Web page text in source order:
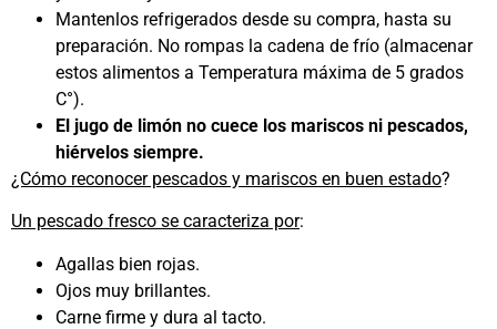
Mantenlos refrigerados desde su compra, hasta su
preparación. No rompas la cadena de frío (almacenar
estos alimentos a Temperatura máxima de 5 grados
C°).
El jugo de limón no cuece los mariscos ni pescados,
hiérvelos siempre.
¿Cómo reconocer pescados y mariscos en buen estado?
Un pescado fresco se caracteriza por:
Agallas bien rojas.
Ojos muy brillantes.
Carne firme y dura al tacto.